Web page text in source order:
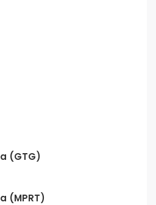
(GTG)
(MPRT)